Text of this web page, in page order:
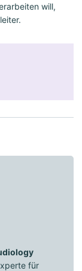
will,
für